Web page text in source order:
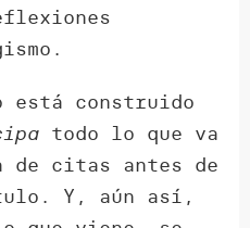
está construido
todo lo que va
de citas antes de
Y, aún así,